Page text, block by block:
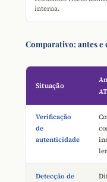
interna.
Comparativo: antes e
Situação
Verificação
de
autenticidade
Detecção de